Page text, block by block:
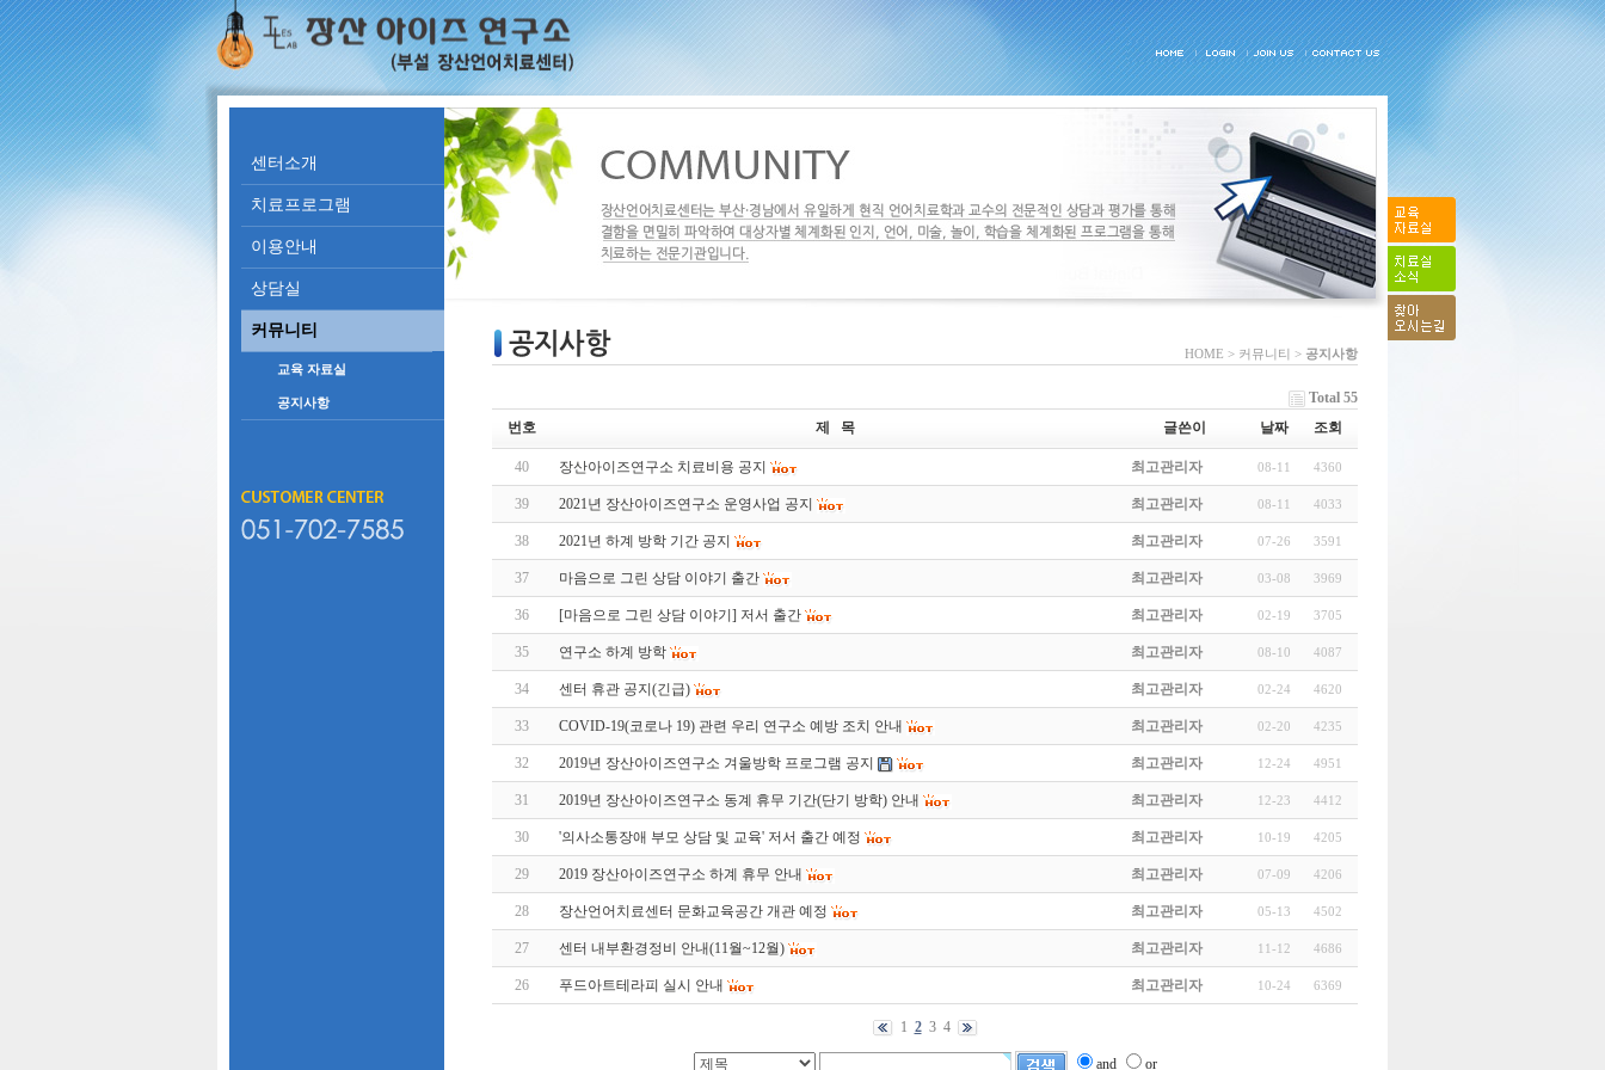
센터소개
치료프로그램
이용안내
상담실
커뮤니티
교육 자료실
공지사항
HOME > 커뮤니티 > 공지사항
Total 55
번호
제 목 글쓴이 날짜 조회
40 장산아이즈연구소 치료비용 공지 최고관리자 08-11 4360
39 2021년 장산아이즈연구소 운영사업 공지 최고관리자 08-11 4033
38 2021년 하계 방학 기간 공지 최고관리자 07-26 3591
37 마음으로 그린 상담 이야기 출간 최고관리자 03-08 3969
36 [마음으로 그린 상담 이야기] 저서 출간 최고관리자 02-19 3705
35 연구소 하계 방학 최고관리자 08-10 4087
34 센터 휴관 공지(긴급) 최고관리자 02-24 4620
33 COVID-19(코로나 19) 관련 우리 연구소 예방 조치 안내 최고관리자 02-20 4235
32 2019년 장산아이즈연구소 겨울방학 프로그램 공지 최고관리자 12-24 4951
31 2019년 장산아이즈연구소 동계 휴무 기간(단기 방학) 안내 최고관리자 12-23 4412
30 '의사소통장애 부모 상담 및 교육' 저서 출간 예정 최고관리자 10-19 4205
29 2019 장산아이즈연구소 하계 휴무 안내 최고관리자 07-09 4206
28 장산언어치료센터 문화교육공간 개관 예정 최고관리자 05-13 4502
27 센터 내부환경정비 안내(11월~12월) 최고관리자 11-12 4686
26 푸드아트테라피 실시 안내 최고관리자 10-24 6369
1 2 3 4
and or